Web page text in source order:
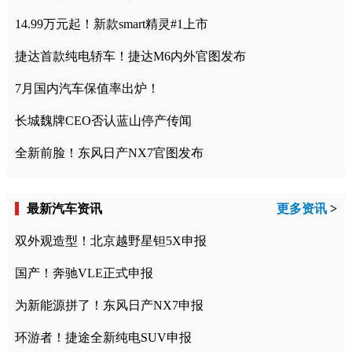
14.99万元起！新款smart精灵#1上市
捷达首款纯电轿车！捷达M6内外官图发布
7月国内汽车保值率出炉！
长城魏牌CEO否认蓝山停产传闻
全新前脸！东风日产NX7官图发布
最新汽车资讯 更多资讯 >
双外观造型！北京越野星钽5X申报
国产！奔驰VLE正式申报
为新能源拼了！东风日产NX7申报
环游者！捷途全新纯电SUV申报